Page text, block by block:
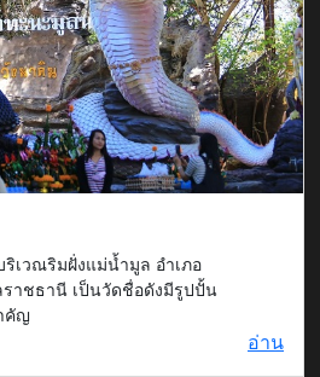
าชธานี เป็นวัดชื่อดังมีรูปปั้น
คัญ
อ่าน